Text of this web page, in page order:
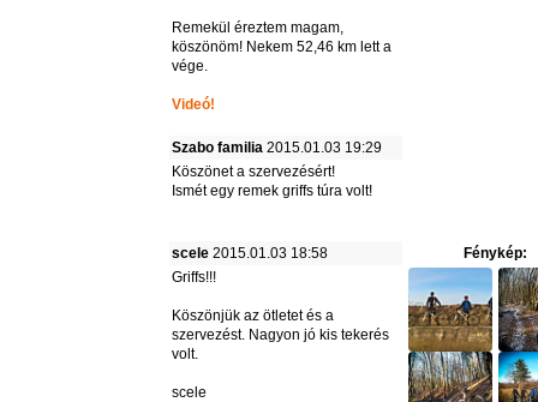
Remekül éreztem magam,
köszönöm! Nekem 52,46 km lett a
vége.
Videó!
Szabo familia 2015.01.03 19:29
Köszönet a szervezésért!
Ismét egy remek griffs túra volt!
scele 2015.01.03 18:58
Fénykép:
Griffs!!!
Köszönjük az ötletet és a
szervezést. Nagyon jó kis tekerés
volt.
scele